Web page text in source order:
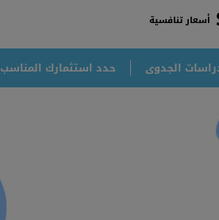
أسعار تنافسية
الجدوى حدد استثمارك المناسب